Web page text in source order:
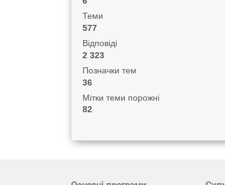
Теми
577
Відповіді
2 323
Позначки тем
36
Мітки теми порожні
82